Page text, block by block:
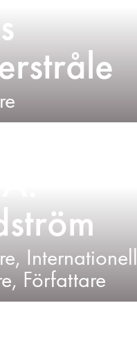
Internationell
Författare